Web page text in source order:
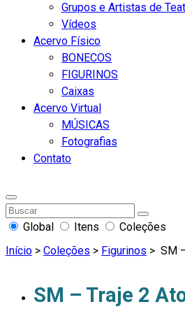
Grupos e Artistas de
Vídeos
Acervo Físico
BONECOS
FIGURINOS
Caixas
Acervo Virtual
MÚSICAS
Fotografias
Contato
Global Itens
Coleções
Início > Coleções > Figurinos > SM
SM – Traje 2